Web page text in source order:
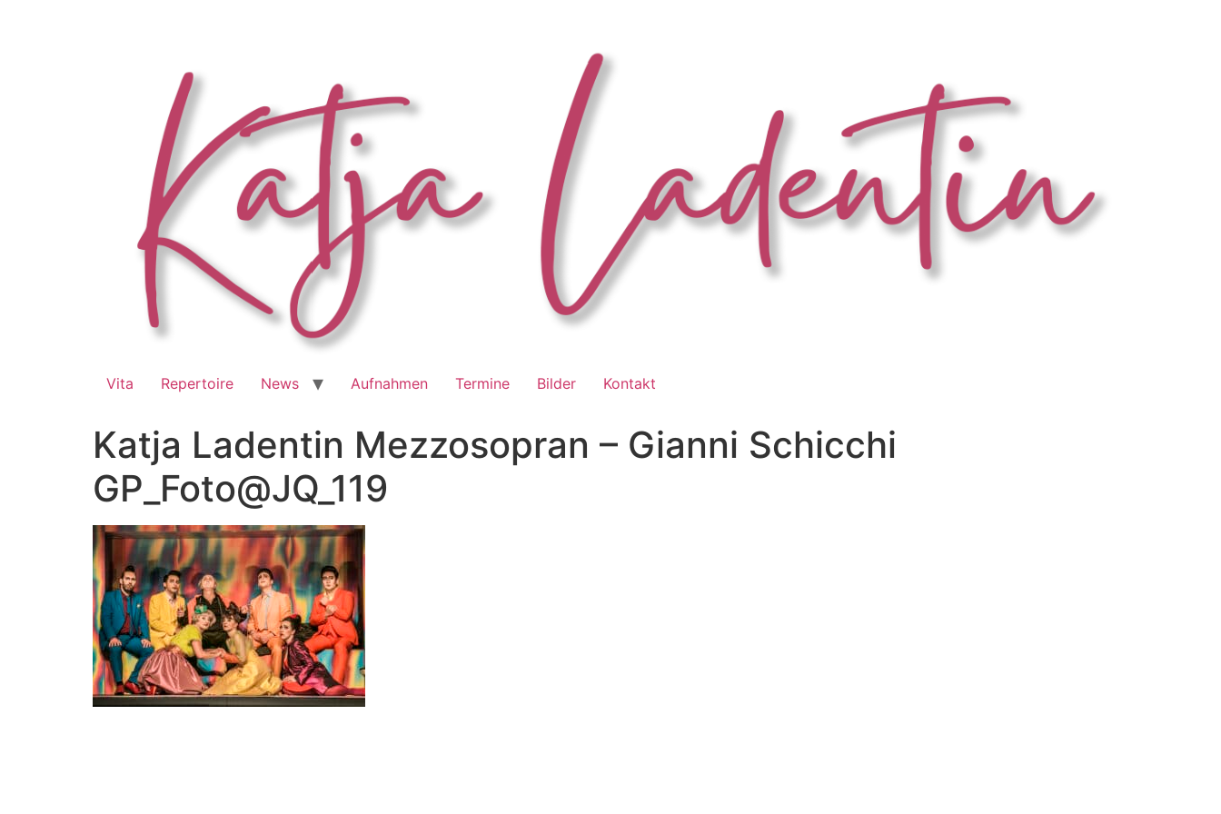
Vita Repertoire News Aufnahmen Termine Bilder Kontakt
Katja Ladentin Mezzosopran – Gianni Schicchi
GP_Foto@JQ_119